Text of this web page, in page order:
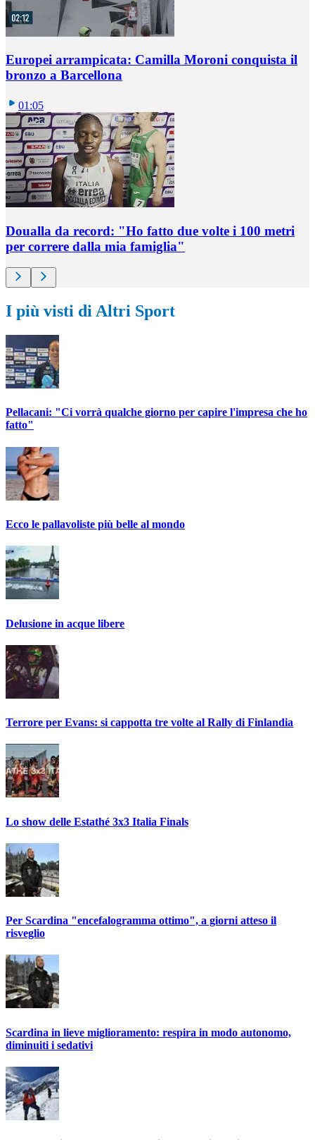
Europei arrampicata: Camilla Moroni conquista il
bronzo a Barcellona
01:05
Doualla da record: "Ho fatto due volte i 100 metri
per correre dalla mia famiglia"
I più visti di Altri Sport
Pellacani: "Ci vorrà qualche giorno per capire l'impresa che ho
fatto"
Ecco le pallavoliste più belle al mondo
Delusione in acque libere
Terrore per Evans: si cappotta tre volte al Rally di Finlandia
Lo show delle Estathé 3x3 Italia Finals
Per Scardina "encefalogramma ottimo", a giorni atteso il
risveglio
Scardina in lieve miglioramento: respira in modo autonomo,
diminuiti i sedativi